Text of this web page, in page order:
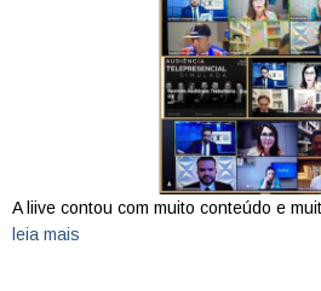
A liive contou com muito conteúdo e
leia mais